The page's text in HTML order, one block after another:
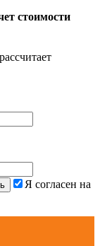
стоимости
Я согласен на